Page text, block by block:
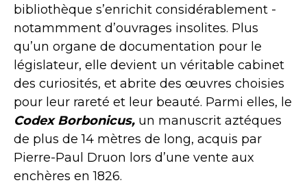
bibliothèque s’enrichit considérablement -
notammment d’ouvrages insolites. Plus
qu’un organe de documentation pour le
législateur, elle devient un véritable cabinet
des curiosités, et abrite des œuvres choisies
pour leur rareté et leur beauté. Parmi elles, le
Codex Borbonicus, un manuscrit aztéques
de plus de 14 mètres de long, acquis par
Pierre-Paul Druon lors d’une vente aux
enchères en 1826.